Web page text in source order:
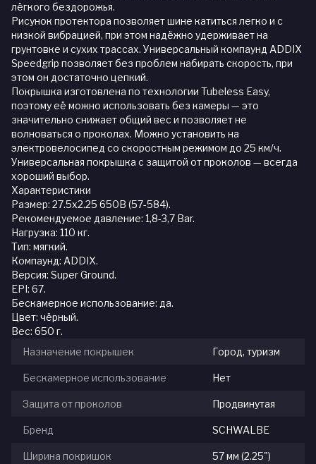
лёгкого бездорожья.
Рисунок протектора позволяет шине катиться легко и с
низкой вибрацией, при этом надёжно удерживает на
грунтовке и сухих трассах. Универсальный компаунд ADDIX
Speedgrip позволяет без проблем набирать скорость, при
этом он достаточно цепкий.
Покрышка изготовлена по технологии Tubeless Easy,
поэтому её можно использовать без камеры — это
значительно снижает общий вес и позволяет не
волноваться о проколах. Можно установить на
электровелосипед со скоростным режимом до 25 км/ч.
Универсальная покрышка с защитой от проколов — всегда
хороший выбор.
Характеристики
Размер: 27.5x2.25 650B (57-584).
Рекомендуемое давление: 1,8-3,7 Bar.
Нагрузка: 110 кг.
Тип: мягкий.
Компаунд: ADDIX.
Версия: Super Ground.
EPI: 67.
Бескамерное использование: да.
Цвет: чёрный.
Вес: 650 г.
Назначение покрышек
Город, туризм
Бескамерное использование Нет
Защита от проколов Продвинутая
Бренд SCHWALBE
Ширина покришок 57 мм (2.25")